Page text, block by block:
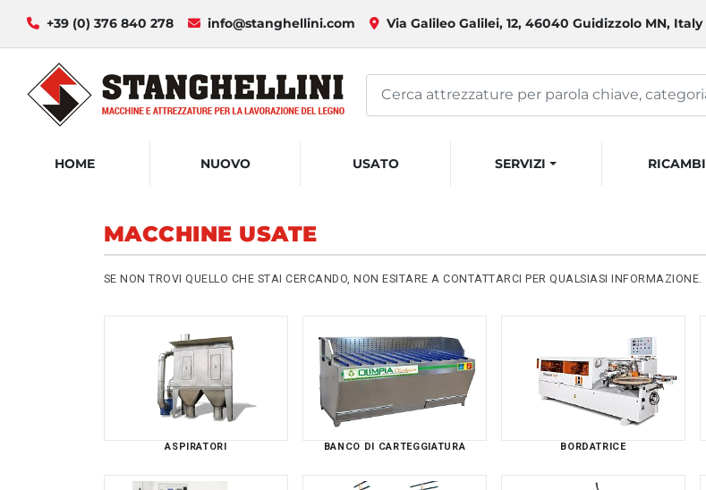
+39 (0) 376 840 278 info@stanghellini.com Via Galileo Galilei, 12, 46040 Guidizzolo MN, Italy
HOME NUOVO USATO SERVIZI RICAMBI
MACCHINE USATE
SE NON TROVI QUELLO CHE STAI CERCANDO, NON ESITARE A CONTATTARCIPER QUALSIASI INFORMAZIONE.
ASPIRATORI BANCO DI CARTEGGIATURA BORDATRICE